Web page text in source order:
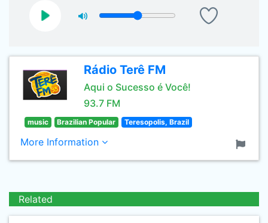
Rádio Terê FM
Aqui o Sucesso é Você!
93.7 FM
music Brazilian Popular Teresopolis, Brazil
More Information
Related